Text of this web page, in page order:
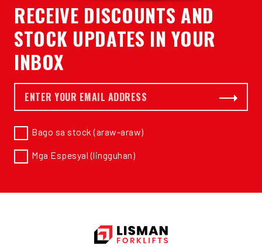
RECEIVE DISCOUNTS AND
STOCK UPDATES IN YOUR
INBOX
Subscribe
Bago sa stock (araw-araw)
Mga Espesyal (lingguhan)